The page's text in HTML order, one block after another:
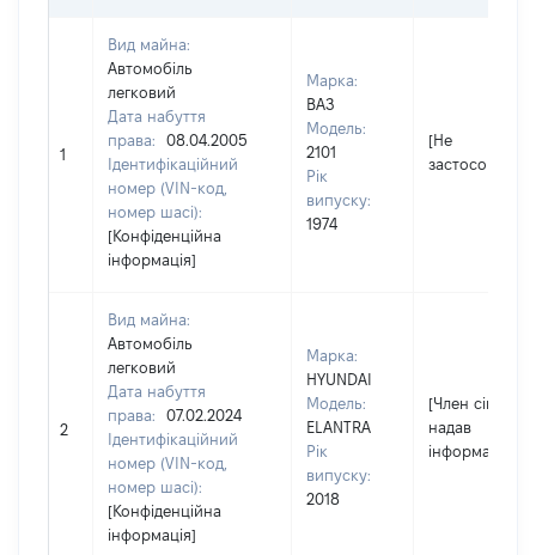
1
Вид майна:
Автомобіль
легковий
Дата набуття
права:
08.04.2005
Ідентифікаційний
номер (VIN-код,
номер шасі):
[Конфіденційна
інформація]
Марка:
ВАЗ
Модель:
2101
Рік
випуску:
1974
[Не
2
Вид майна:
Автомобіль
легковий
Дата набуття
права:
07.02.2024
Ідентифікаційний
номер (VIN-код,
номер шасі):
[Конфіденційна
інформація]
Марка:
HYUNDAI
Модель:
ELANTRA
Рік
випуску:
2018
[Член сім'ї не
надав
інформацію]